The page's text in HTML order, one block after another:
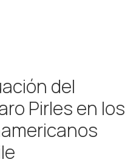
del
Pirles en los